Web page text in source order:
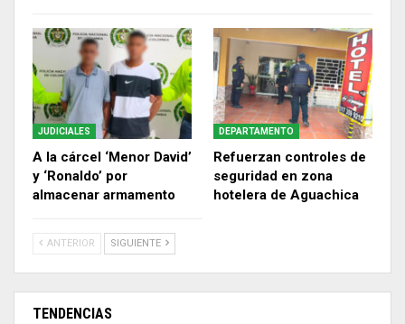
JUDICIALES
A la cárcel ‘Menor David’
y ‘Ronaldo’ por
almacenar armamento
DEPARTAMENTO
Refuerzan controles de
seguridad en zona
hotelera de Aguachica
ANTERIOR SIGUIENTE
TENDENCIAS